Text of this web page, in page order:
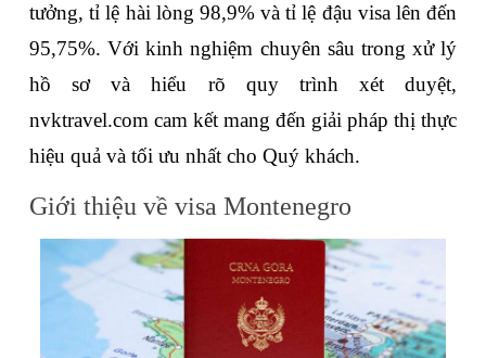
tưởng, tỉ lệ hài lòng 98,9% và tỉ lệ đậu visa lên đến
95,75%. Với kinh nghiệm chuyên sâu trong xử lý
hồ sơ và hiểu rõ quy trình xét duyệt,
nvktravel.com cam kết mang đến giải pháp thị thực
hiệu quả và tối ưu nhất cho Quý khách.
Giới thiệu về visa Montenegro